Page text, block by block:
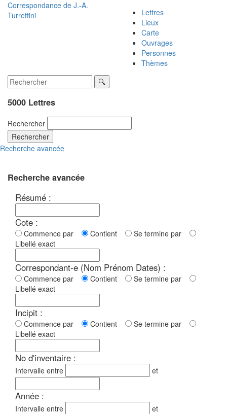
Correspondance de J.-A.
Turrettini
Lettres
Lieux
Carte
Ouvrages
Personnes
Thèmes
5000 Lettres
Rechercher
Rechercher
Recherche avancée
Recherche avancée
Résumé :
Cote :
Commence par Contient
Se termine par
Libellé exact
Correspondant-e (Nom Prénom Dates) :
Commence par Contient
Se termine par
Libellé exact
Incipit :
Commence par Contient
Se termine par
Libellé exact
No d'inventaire :
Intervalle entre et
Année :
Intervalle entre et